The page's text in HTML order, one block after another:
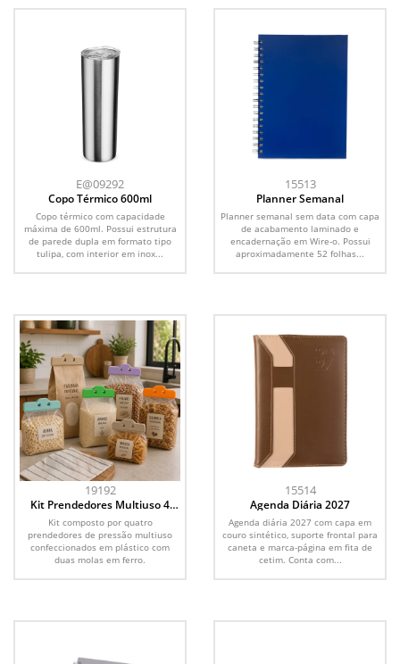
E@09292
Copo Térmico 600ml
Copo térmico com capacidade
máxima de 600ml. Possui estrutura
de parede dupla em formato tipo
tulipa, com interior em inox...
15513
Planner Semanal
Planner semanal sem data com capa
de acabamento laminado e
encadernação em Wire-o. Possui
aproximadamente 52 folhas...
19192
Kit Prendedores Multiuso 4
Kit composto por quatro
prendedores de pressão multiuso
confeccionados em plástico com
duas molas em ferro.
15514
Agenda Diária 2027
Agenda diária 2027 com capa em
couro sintético, suporte frontal para
caneta e marca-página em fita de
cetim. Conta com...